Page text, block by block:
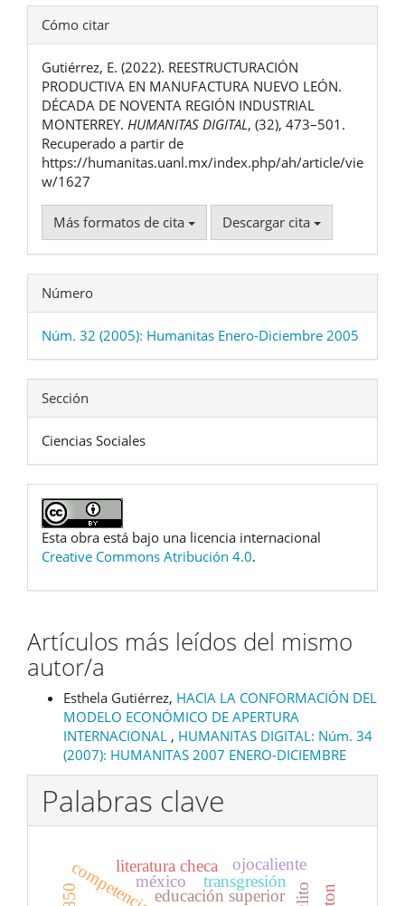
Detalles
del
artículo
Cómo citar
Gutiérrez, E. (2022). REESTRUCTURACIÓN
PRODUCTIVA EN MANUFACTURA NUEVO LEÓN.
DÉCADA DE NOVENTA REGIÓN INDUSTRIAL
MONTERREY. HUMANITAS DIGITAL, (32), 473–501.
Recuperado a partir de
https://humanitas.uanl.mx/index.php/ah/article/vie
w/1627
Más formatos de cita Descargar cita
Número
Núm. 32 (2005): Humanitas Enero-Diciembre 2005
Sección
Ciencias Sociales
Esta obra está bajo una licencia internacional
Creative Commons Atribución 4.0.
Artículos más leídos del mismo
autor/a
Esthela Gutiérrez, HACIA LA CONFORMACIÓN DEL
MODELO ECONÓMICO DE APERTURA
INTERNACIONAL , HUMANITAS DIGITAL: Núm. 34
(2007): HUMANITAS 2007 ENERO-DICIEMBRE
Palabras clave
educación superior
méxico
literatura checa ojocaliente
transgresión